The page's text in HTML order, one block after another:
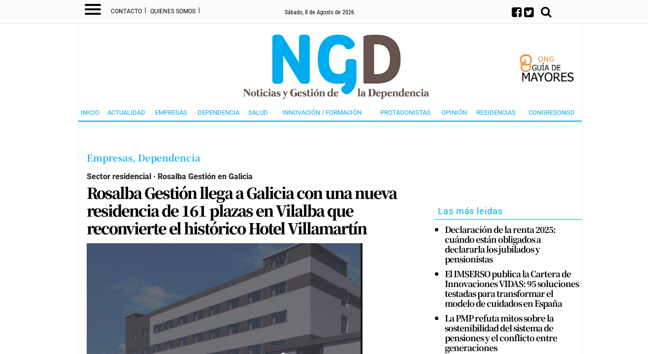
CONTACTO I QUIENES SOMOS I Sábado, 8 de Agosto de 2026
INICIO ACTUALIDAD EMPRESAS DEPENDENCIA SALUD INNOVACIÓN / FORMACIÓN PROTAGONISTAS OPINIÓN RESIDENCIAS CONGRESONGD
Empresas, Dependencia
Sector residencial · Rosalba Gestión en Galicia
Rosalba Gestión llega a Galicia con una nueva
residencia de 161 plazas en Vilalba que
reconvierte el histórico Hotel Villamartín
Las más leidas
Declaración de la renta 2025:
cuándo están obligados a
declararla los jubilados y
pensionistas
El IMSERSO publica la Cartera de
Innovaciones VIDAS: 95 soluciones
testadas para transformar el
modelo de cuidados en España
La PMP refuta mitos sobre la
sostenibilidad del sistema de
pensiones y el conflicto entre
generaciones